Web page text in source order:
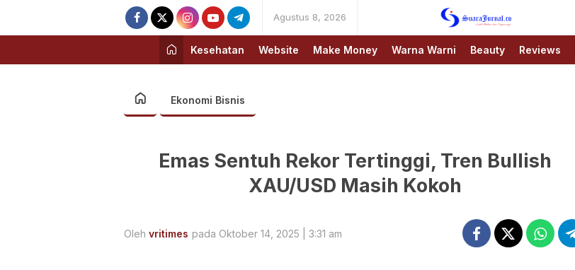
Agustus 8, 2026
SUARAJURNAL.CO
Kesehatan Website Make Money Warna Warni Beauty Reviews
Ekonomi Bisnis
Emas Sentuh Rekor Tertinggi, Tren Bullish
XAU/USD Masih Kokoh
Oleh vritimes pada Oktober 14, 2025 | 3:31 am